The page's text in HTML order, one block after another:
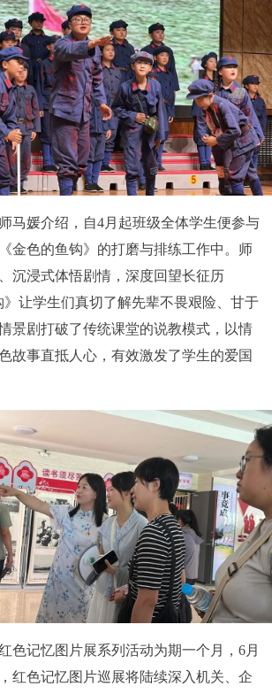
马媛介绍，自4月起班级全体学生便参与
金色的鱼钩》的打磨与排练工作中。师
沉浸式体悟剧情，深度回望长征历
》让学生们真切了解先辈不畏艰险、甘于
景剧打破了传统课堂的说教模式，以情
故事直抵人心，有效激发了学生的爱国
色记忆图片展系列活动为期一个月，6月
红色记忆图片巡展将陆续深入机关、企